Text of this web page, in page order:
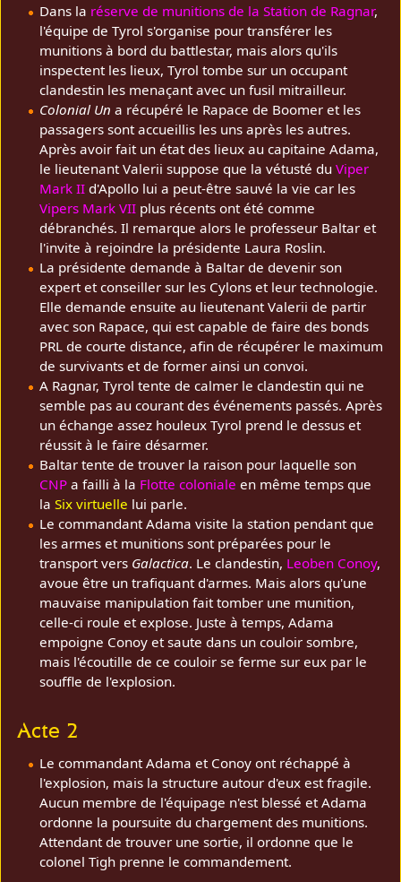
Dans la réserve de munitions de la Station de Ragnar,
l'équipe de Tyrol s'organise pour transférer les
munitions à bord du battlestar, mais alors qu'ils
inspectent les lieux, Tyrol tombe sur un occupant
clandestin les menaçant avec un fusil mitrailleur.
Colonial Un a récupéré le Rapace de Boomer et les
passagers sont accueillis les uns après les autres.
Après avoir fait un état des lieux au capitaine Adama,
le lieutenant Valerii suppose que la vétusté du Viper
Mark IId'Apollo lui a peut-être sauvé la vie car les
Vipers Mark VIIplus récents ont été comme
débranchés. Il remarque alors le professeur Baltar et
l'invite à rejoindre la présidente Laura Roslin.
La présidente demande à Baltar de devenir son
expert et conseiller sur les Cylons et leur technologie.
Elle demande ensuite au lieutenant Valerii de partir
avec son Rapace, qui est capable de faire des bonds
PRL de courte distance, afin de récupérer le maximum
de survivants et de former ainsi un convoi.
A Ragnar, Tyrol tente de calmer le clandestin qui ne
semble pas au courant des événements passés. Après
un échange assez houleux Tyrol prend le dessus et
réussit à le faire désarmer.
Baltar tente de trouver la raison pour laquelle son
CNPa failli à la Flotte coloniale en même temps que
la Six virtuelle lui parle.
Le commandant Adama visite la station pendant que
les armes et munitions sont préparées pour le
transport vers Galactica. Le clandestin, Leoben Conoy,
avoue être un trafiquant d'armes. Mais alors qu'une
mauvaise manipulation fait tomber une munition,
celle-ci roule et explose. Juste à temps, Adama
empoigne Conoy et saute dans un couloir sombre,
mais l'écoutille de ce couloir se ferme sur eux par le
souffle de l'explosion.
Acte 2
Le commandant Adama et Conoy ont réchappé à
l'explosion, mais la structure autour d'eux est fragile.
Aucun membre de l'équipage n'est blessé et Adama
ordonne la poursuite du chargement des munitions.
Attendant de trouver une sortie, il ordonne que le
colonel Tigh prenne le commandement.